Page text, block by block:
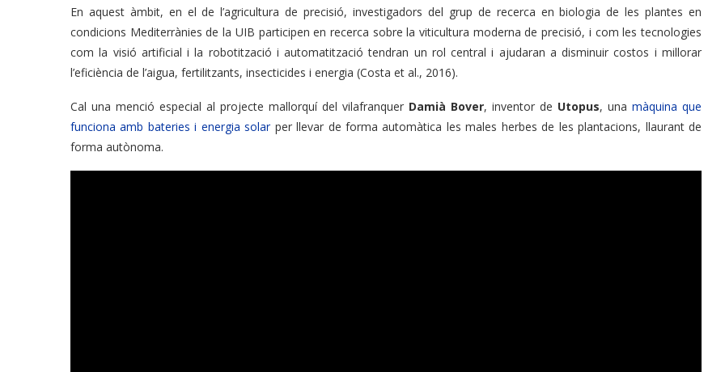
En aquest àmbit, en el de l’agricultura de precisió, investigadors del grup de recerca en biologia de les plantes en
condicions Mediterrànies de la UIB participen en recerca sobre la viticultura moderna de precisió, i com les tecnologies
com la visió artificial i la robotització i automatització tendran un rol central i ajudaran a disminuir costos i millorar
l’eficiència de l’aigua, fertilitzants, insecticides i energia (Costa et al., 2016).
Cal una menció especial al projecte mallorquí del vilafranquer Damià Bover, inventor de Utopus, una màquina que
funciona amb bateries i energia solarper llevar de forma automàtica les males herbes de les plantacions, llaurant de
forma autònoma.